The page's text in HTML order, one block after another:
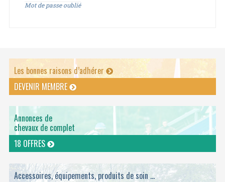
Mot de passe oublié
Les bonnes raisons d’adhérer
DEVENIR MEMBRE
Annonces de
chevaux de complet
18 OFFRES
Accessoires, équipements, produits de soin ...